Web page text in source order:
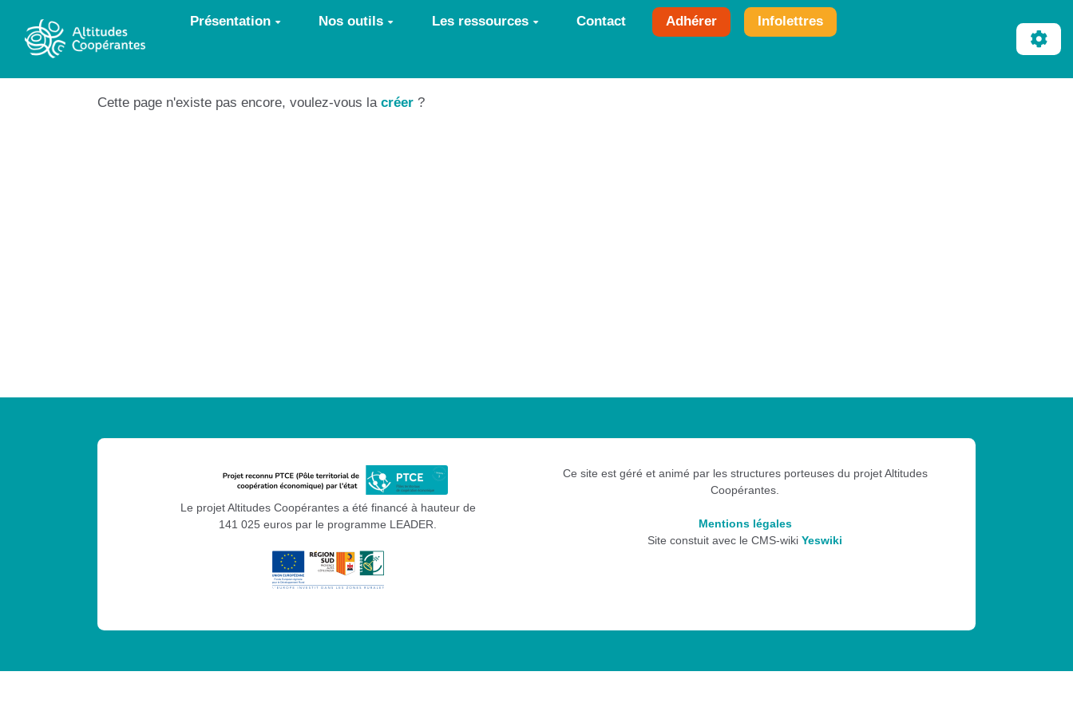
Aller au contenu principal Présentation Nos outils Les ressources Contact Adhérer Infolettres
Cette page n'existe pas encore, voulez-vous la créer ?
Le projet Altitudes Coopérantes a été financé à hauteur de
141 025 euros par le programme LEADER.
Ce site est géré et animé par les structures porteuses du projet Altitudes
Coopérantes.
Mentions légales
Site constuit avec le CMS-wikiYeswiki